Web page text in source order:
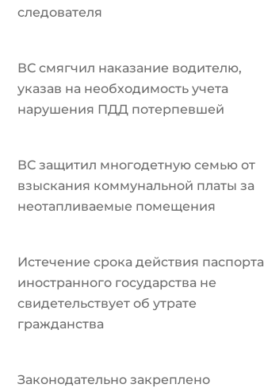
следователя
ВС смягчил наказание водителю,
указав на необходимость учета
нарушения ПДД потерпевшей
ВС защитил многодетную семью от
взыскания коммунальной платы за
неотапливаемые помещения
Истечение срока действия паспорта
иностранного государства не
свидетельствует об утрате
гражданства
Законодательно закреплено